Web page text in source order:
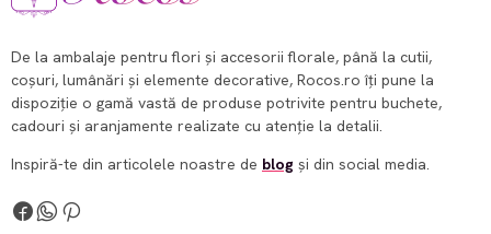
De la ambalaje pentru flori și accesorii florale, până la cutii,
coșuri, lumânări și elemente decorative, Rocos.ro îți pune la
dispoziție o gamă vastă de produse potrivite pentru buchete,
cadouri și aranjamente realizate cu atenție la detalii.
Inspiră-te din articolele noastre de blog și din social media.